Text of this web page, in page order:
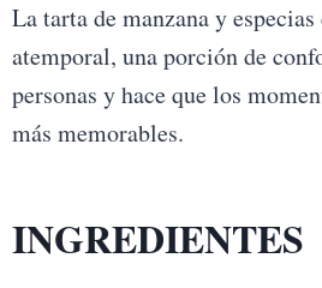
La tarta de manzana y
atemporal, una porción de
personas y hace que los
más memorables.
INGREDIENTES